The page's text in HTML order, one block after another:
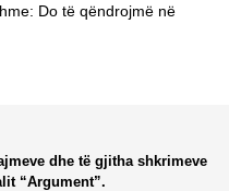
Do të qëndrojmë në
“Argument”.